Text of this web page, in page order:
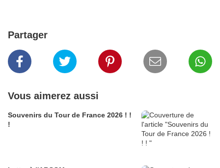
Partager
Vous aimerez aussi
Souvenirs du Tour de France 2026 ! !
!